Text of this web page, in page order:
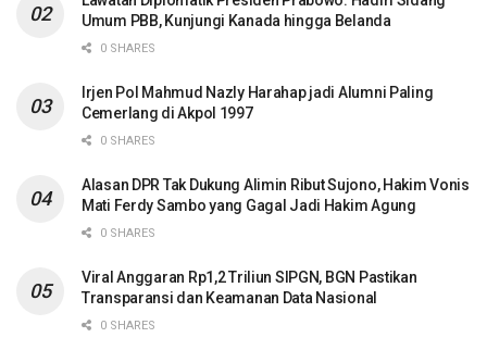
Umum PBB, Kunjungi Kanada hingga Belanda
0 SHARES
Irjen Pol Mahmud Nazly Harahap jadi Alumni Paling
Cemerlang di Akpol 1997
0 SHARES
Alasan DPR Tak Dukung Alimin Ribut Sujono, Hakim Vonis
Mati Ferdy Sambo yang Gagal Jadi Hakim Agung
0 SHARES
Viral Anggaran Rp1,2 Triliun SIPGN, BGN Pastikan
Transparansi dan Keamanan Data Nasional
0 SHARES